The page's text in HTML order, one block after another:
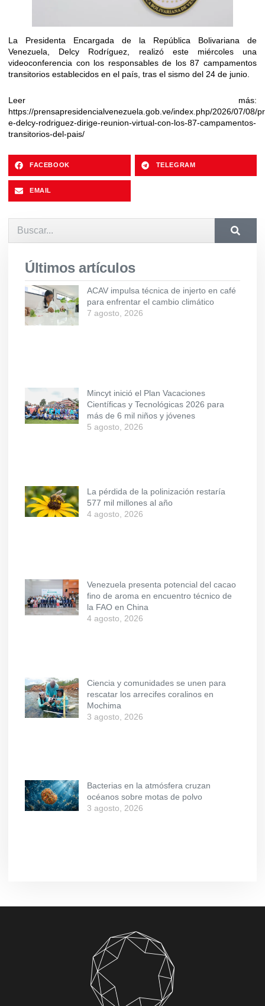
La Presidenta Encargada de la República Bolivariana de
Venezuela, Delcy Rodríguez, realizó este miércoles una
videoconferencia con los responsables de los 87 campamentos
transitorios establecidos en el país, tras el sismo del 24 de junio.
Leer más:
https://prensapresidencialvenezuela.gob.ve/index.php/2026/07/08/
e-delcy-rodriguez-dirige-reunion-virtual-con-los-87-campamentos-
transitorios-del-pais/
FACEBOOK TELEGRAM
EMAIL
Últimos artículos
ACAV impulsa técnica de injerto en café
para enfrentar el cambio climático
7 agosto, 2026
Mincyt inició el Plan Vacaciones
Científicas y Tecnológicas 2026 para
más de 6 mil niños y jóvenes
5 agosto, 2026
La pérdida de la polinización restaría
577 mil millones al año
4 agosto, 2026
Venezuela presenta potencial del cacao
fino de aroma en encuentro técnico de
la FAO en China
4 agosto, 2026
Ciencia y comunidades se unen para
rescatar los arrecifes coralinos en
Mochima
3 agosto, 2026
Bacterias en la atmósfera cruzan
océanos sobre motas de polvo
3 agosto, 2026